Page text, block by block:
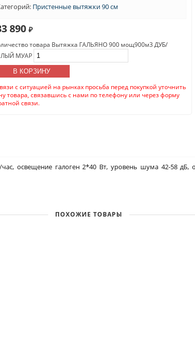
Пристенные вытяжки 90 см
890 ₽
товара Вытяжка ГАЛЬЯНО 900 мощ900м3 ДУБ/
МУАР
В КОРЗИНУ
с ситуацией на рынках просьба перед покупкой уточнить
товара, связавшись с нами по телефону или через форму
связи.
час, освещение галоген 2*40 Вт, уровень шума 42-58
ПОХОЖИЕ ТОВАРЫ